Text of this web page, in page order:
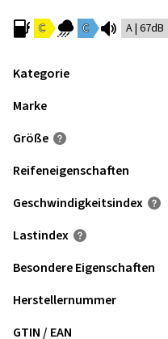
C C A | 67dB
Kategorie
Marke
Größe
Reifeneigenschaften
Geschwindigkeits­index
Lastindex
Besondere Eigenschaften
Herstellernummer
GTIN / EAN